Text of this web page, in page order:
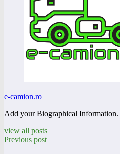
e-camion.ro
Add your Biographical Information.
view all posts
Previous post